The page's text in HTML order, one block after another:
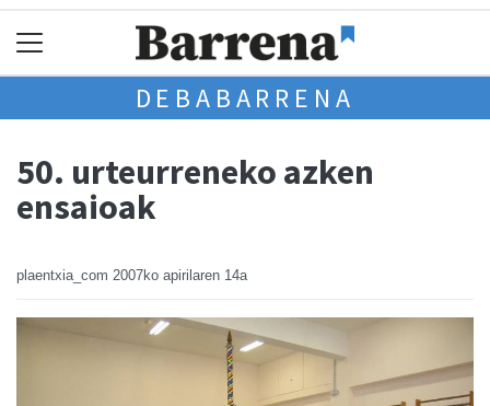
DEBABARRENA
50. urteurreneko azken
ensaioak
plaentxia_com 2007ko apirilaren 14a